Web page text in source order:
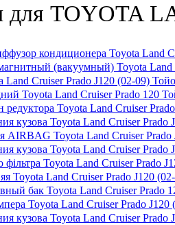
для TOYOTA
кондиционера Toyota Land
(вакуумный) Toyota Land
Cruiser Prado J120 (02-09)
Toyota Land Cruiser Prado 120
Toyota Land Cruiser
кузова Toyota Land Cruiser Prado
AIRBAG Toyota Land Cruiser Prado
кузова Toyota Land Cruiser Prado
фільтра Toyota Land Cruiser Prado
Toyota Land Cruiser Prado J120
бак Toyota Land Cruiser Prado
Toyota Land Cruiser Prado J120
кузова Toyota Land Cruiser Prado